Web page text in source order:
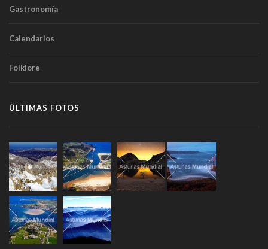
Gastronomía
Calendarios
Folklore
ÚLTIMAS FOTOS